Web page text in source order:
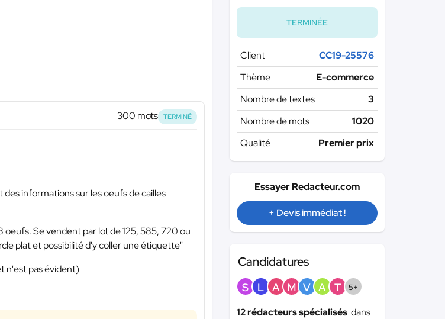
300 mots TERMINÉ
informations sur les oeufs de cailles
Se vendent par lot de 125, 585, 720 ou
plat et possibilité d'y coller une étiquette"
n'est pas évident)
TERMINÉE
Client
CC19-25576
Thème
E-commerce
Nombre de textes
3
Nombre de mots
1020
Qualité
Premier prix
Essayer Redacteur.com
+ Devis immédiat !
Candidatures
S L A M V A T 5+
12 rédacteurs spécialisés dans